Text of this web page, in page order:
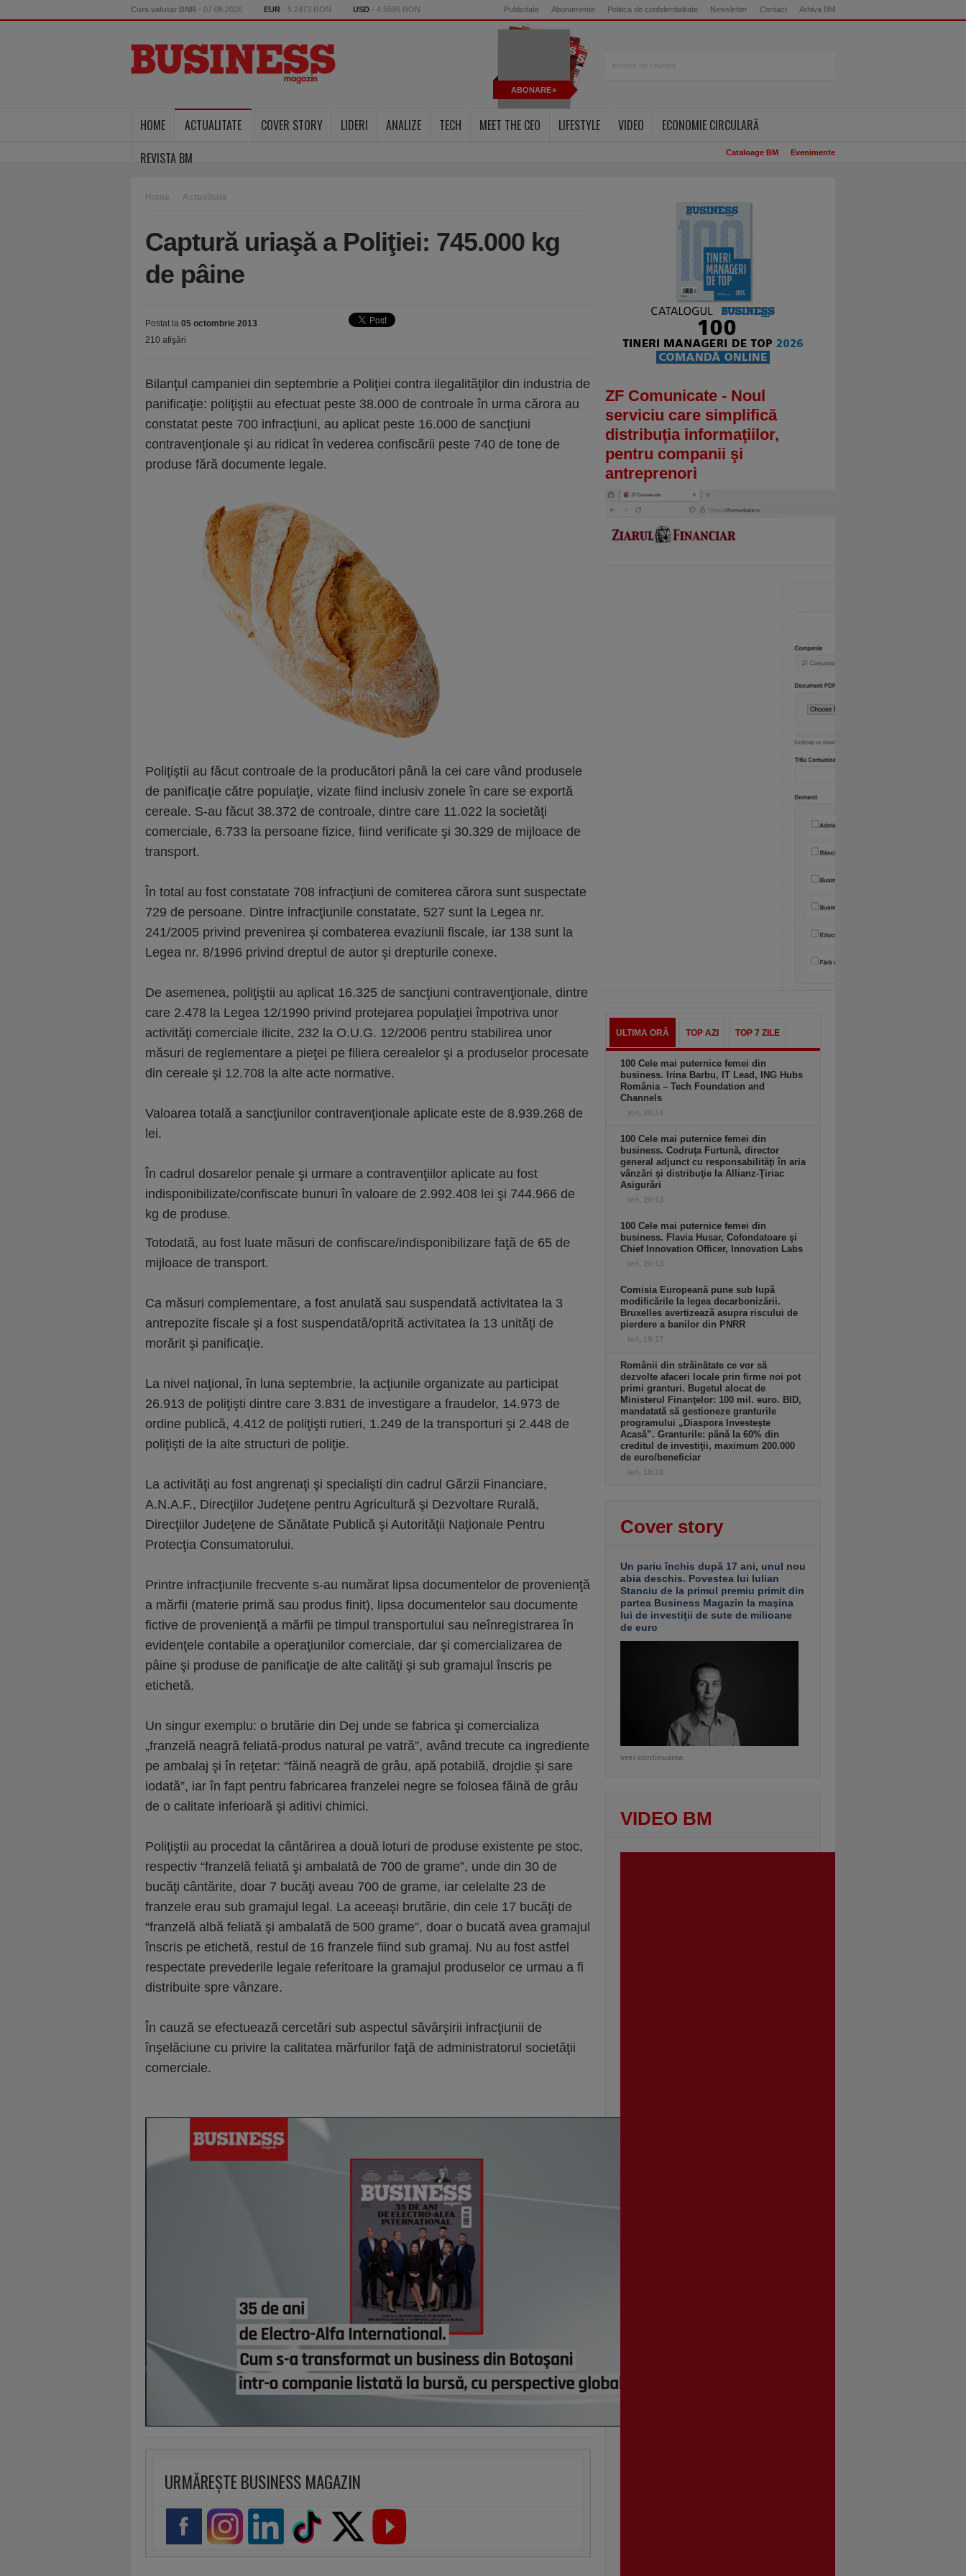
Curs valutar BNR - 07.08.2026 EUR - 5.2473 RON USD - 4.5595 RON Publicitate Abonamente Politica de confidentialitate Newsletter Contact Arhiva BM
ABONARE
HOME ACTUALITATE COVER STORY LIDERI ANALIZE TECH MEET THE CEO LIFESTYLE VIDEO
ECONOMIE CIRCULARĂ
REVISTA BM
Cataloage BM Evenimente
Home Actualitate
Captură uriaşă a Poliţiei: 745.000 kg
de pâine
Postat la 05 octombrie 2013
210 afişări
Bilanţul campaniei din septembrie a Poliţiei contra ilegalităţilor din industria de
panificaţie: poliţiştii au efectuat peste 38.000 de controale în urma cărora au
constatat peste 700 infracţiuni, au aplicat peste 16.000 de sancţiuni
contravenţionale şi au ridicat în vederea confiscării peste 740 de tone de
produse fără documente legale.
Poliţiştii au făcut controale de la producători până la cei care vând produsele
de panificaţie către populaţie, vizate fiind inclusiv zonele în care se exportă
cereale. S-au făcut 38.372 de controale, dintre care 11.022 la societăţi
comerciale, 6.733 la persoane fizice, fiind verificate şi 30.329 de mijloace de
transport.
În total au fost constatate 708 infracţiuni de comiterea cărora sunt suspectate
729 de persoane. Dintre infracţiunile constatate, 527 sunt la Legea nr.
241/2005 privind prevenirea şi combaterea evaziunii fiscale, iar 138 sunt la
Legea nr. 8/1996 privind dreptul de autor şi drepturile conexe.
De asemenea, poliţiştii au aplicat 16.325 de sancţiuni contravenţionale, dintre
care 2.478 la Legea 12/1990 privind protejarea populaţiei împotriva unor
activităţi comerciale ilicite, 232 la O.U.G. 12/2006 pentru stabilirea unor
măsuri de reglementare a pieţei pe filiera cerealelor şi a produselor procesate
din cereale şi 12.708 la alte acte normative.
Valoarea totală a sancţiunilor contravenţionale aplicate este de 8.939.268 de
lei.
În cadrul dosarelor penale şi urmare a contravenţiilor aplicate au fost
indisponibilizate/confiscate bunuri în valoare de 2.992.408 lei şi 744.966 de
kg de produse.
Totodată, au fost luate măsuri de confiscare/indisponibilizare faţă de 65 de
mijloace de transport.
Ca măsuri complementare, a fost anulată sau suspendată activitatea la 3
antrepozite fiscale şi a fost suspendată/oprită activitatea la 13 unităţi de
morărit şi panificaţie.
La nivel naţional, în luna septembrie, la acţiunile organizate au participat
26.913 de poliţişti dintre care 3.831 de investigare a fraudelor, 14.973 de
ordine publică, 4.412 de poliţişti rutieri, 1.249 de la transporturi şi 2.448 de
poliţişti de la alte structuri de poliţie.
La activităţi au fost angrenaţi şi specialişti din cadrul Gărzii Financiare,
A.N.A.F., Direcţiilor Judeţene pentru Agricultură şi Dezvoltare Rurală,
Direcţiilor Judeţene de Sănătate Publică şi Autorităţii Naţionale Pentru
Protecţia Consumatorului.
Printre infracţiunile frecvente s-au numărat lipsa documentelor de provenienţă
a mărfii (materie primă sau produs finit), lipsa documentelor sau documente
fictive de provenienţă a mărfii pe timpul transportului sau neînregistrarea în
evidenţele contabile a operaţiunilor comerciale, dar şi comercializarea de
pâine şi produse de panificaţie de alte calităţi şi sub gramajul înscris pe
etichetă.
Un singur exemplu: o brutărie din Dej unde se fabrica şi comercializa
„franzelă neagră feliată-produs natural pe vatră”, având trecute ca ingrediente
pe ambalaj şi în reţetar: “făină neagră de grâu, apă potabilă, drojdie şi sare
iodată”, iar în fapt pentru fabricarea franzelei negre se folosea făină de grâu
de o calitate inferioară şi aditivi chimici.
Poliţiştii au procedat la cântărirea a două loturi de produse existente pe stoc,
respectiv “franzelă feliată şi ambalată de 700 de grame”, unde din 30 de
bucăţi cântărite, doar 7 bucăţi aveau 700 de grame, iar celelalte 23 de
franzele erau sub gramajul legal. La aceeaşi brutărie, din cele 17 bucăţi de
“franzelă albă feliată şi ambalată de 500 grame”, doar o bucată avea gramajul
înscris pe etichetă, restul de 16 franzele fiind sub gramaj. Nu au fost astfel
respectate prevederile legale referitoare la gramajul produselor ce urmau a fi
distribuite spre vânzare.
În cauză se efectuează cercetări sub aspectul săvârşirii infracţiunii de
înşelăciune cu privire la calitatea mărfurilor faţă de administratorul societăţii
comerciale.
URMĂREȘTE BUSINESS MAGAZIN
ZF Comunicate - Noul
serviciu care simplifică
distribuţia informaţiilor,
pentru companii şi
antreprenori
ULTIMA ORĂ TOP AZI TOP 7 ZILE
100 Cele mai puternice femei din
business. Irina Barbu, IT Lead, ING Hubs
România – Tech Foundation and
Channels
ieri, 20:14
100 Cele mai puternice femei din
business. Codruţa Furtună, director
general adjunct cu responsabilităţi în aria
vânzări şi distribuţie la Allianz-Ţiriac
Asigurări
ieri, 20:13
100 Cele mai puternice femei din
business. Flavia Husar, Cofondatoare şi
Chief Innovation Officer, Innovation Labs
ieri, 20:13
Comisia Europeană pune sub lupă
modificările la legea decarbonizării.
Bruxelles avertizează asupra riscului de
pierdere a banilor din PNRR
ieri, 19:17
Românii din străinătate ce vor să
dezvolte afaceri locale prin firme noi pot
primi granturi. Bugetul alocat de
Ministerul Finanţelor: 100 mil. euro. BID,
mandatată să gestioneze granturile
programului „Diaspora Investeşte
Acasă”. Granturile: până la 60% din
creditul de investiţii, maximum 200.000
de euro/beneficiar
ieri, 19:16
Cover story
Un pariu închis după 17 ani, unul nou
abia deschis. Povestea lui Iulian
Stanciu de la primul premiu primit din
partea Business Magazin la maşina
lui de investiţii de sute de milioane
de euro
vezi continuarea
VIDEO BM